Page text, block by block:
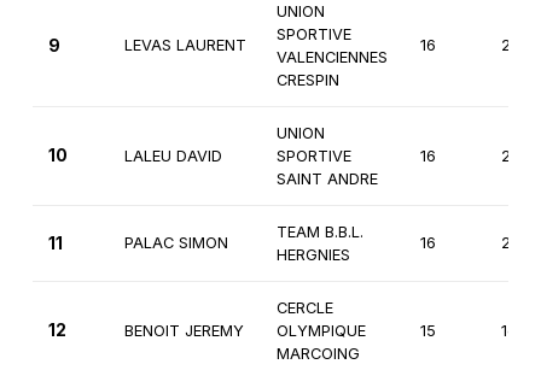
9 LEVAS LAURENT
UNION
SPORTIVE
VALENCIENNES
CRESPIN
16
10 LALEU DAVID
UNION
SPORTIVE
SAINT ANDRE
16
11 PALAC SIMON
TEAM B.B.L.
HERGNIES
16
12 BENOIT JEREMY
CERCLE
OLYMPIQUE
MARCOING
15 1ère